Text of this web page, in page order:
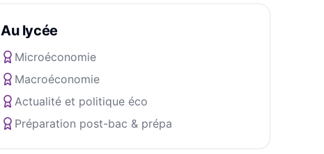
Au lycée
Microéconomie
Macroéconomie
Actualité et politique éco
Préparation post-bac & prépa